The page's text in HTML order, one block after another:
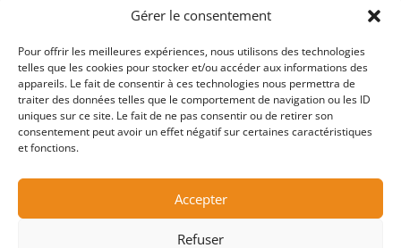
Gérer le consentement
Pour offrir les meilleures expériences, nous utilisons des technologies
telles que les cookies pour stocker et/ou accéder aux informations des
appareils. Le fait de consentir à ces technologies nous permettra de
traiter des données telles que le comportement de navigation ou les ID
uniques sur ce site. Le fait de ne pas consentir ou de retirer son
consentement peut avoir un effet négatif sur certaines caractéristiques
et fonctions.
Accepter
Refuser
L’entreprise
SIRET : 482 897 469 00037 – Capital : 8 000 euros
– TVA intracommunautaire : FR38482897469
Protection des données personnelles et cookies